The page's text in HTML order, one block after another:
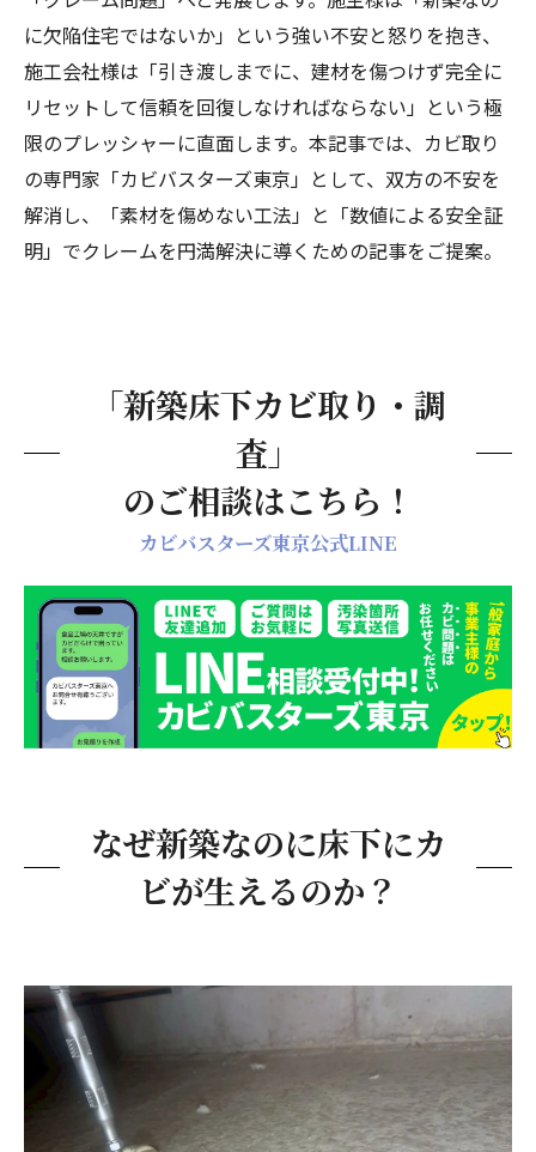
性」
クレームを信頼に変える「数値化（菌検査）」
のプロセス
新築の床下カビは「科学的なリセット」で円満
解決へ
に欠陥住宅ではないか」という強い不安と怒りを抱き、
施工会社様は「引き渡しまでに、建材を傷つけず完全に
リセットして信頼を回復しなければならない」という極
限のプレッシャーに直面します。本記事では、カビ取り
の専門家「カビバスターズ東京」として、双方の不安を
解消し、「素材を傷めない工法」と「数値による安全証
明」でクレームを円満解決に導くための記事をご提案。
カビバスターズ東京公式LINE
「新築床下カビ取り・調
査」
のご相談はこちら！
なぜ新築なのに床下にカ
ビが生えるのか？